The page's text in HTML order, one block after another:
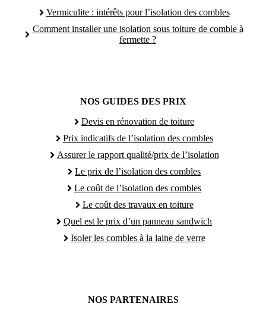
Vermiculite : intérêts pour l’isolation des combles
Comment installer une isolation sous toiture de comble à
fermette ?
NOS GUIDES DES PRIX
Devis en rénovation de toiture
Prix indicatifs de l’isolation des combles
Assurer le rapport qualité/prix de l’isolation
Le prix de l’isolation des combles
Le coût de l’isolation des combles
Le coût des travaux en toiture
Quel est le prix d’un panneau sandwich
Isoler les combles à la laine de verre
NOS PARTENAIRES